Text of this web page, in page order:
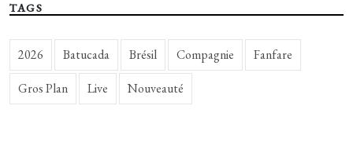
TAGS
2026 Batucada Brésil Compagnie Fanfare
Gros Plan Live Nouveauté